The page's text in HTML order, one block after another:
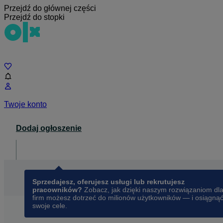
Przejdź do głównej części
Przejdź do stopki
Twoje konto
Dodaj ogłoszenie
Sprzedajesz, oferujesz usługi lub rekrutujesz
pracowników? Zobacz, jak dzięki naszym rozwiązaniom dla
firm możesz dotrzeć do milionów użytkowników — i osiągnąć
swoje cele.